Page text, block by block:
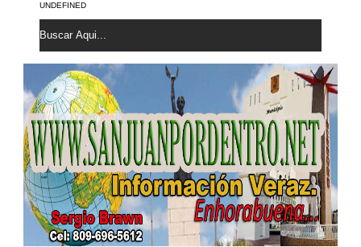
UNDEFINED